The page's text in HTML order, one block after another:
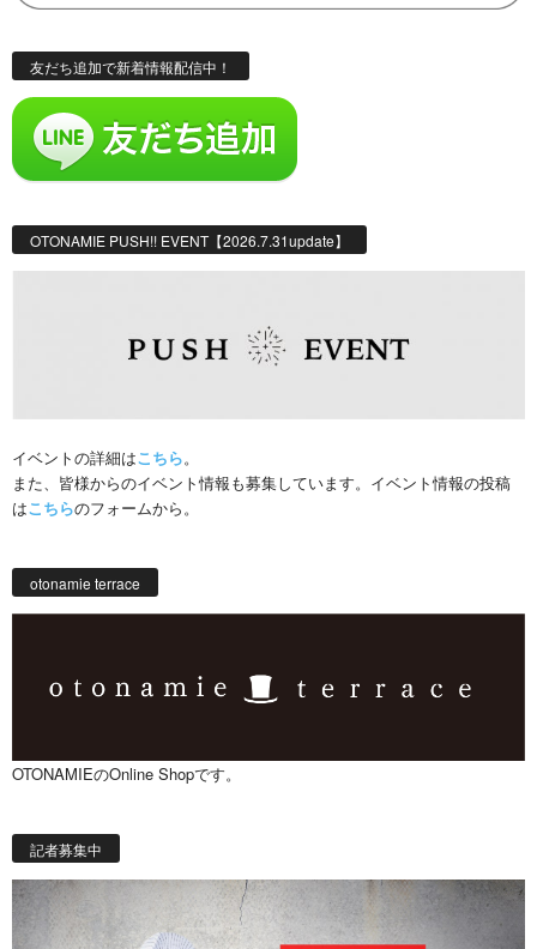
友だち追加で新着情報配信中！
OTONAMIE PUSH!! EVENT【2026.7.31update】
イベントの詳細はこちら。
また、皆様からのイベント情報も募集しています。イベント情報の投稿
はこちらのフォームから。
otonamie terrace
OTONAMIEのOnline Shopです。
記者募集中